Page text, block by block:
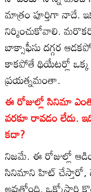
మాత్రం పూర్తిగా నాదే.
నిర్మించుకోవాలి.
బాక్సాఫీసు దగ్గర
కాకపోతే థియేటర్లో
ప్రయత్నమంతా.
ఈ రోజుల్లో సినిమా ఎంతో
వరకూ రావడం లేదు.
కదా?
నిజమే. ఈ రోజుల్లో
సినిమాని హిట్‌ చేస్తారో,